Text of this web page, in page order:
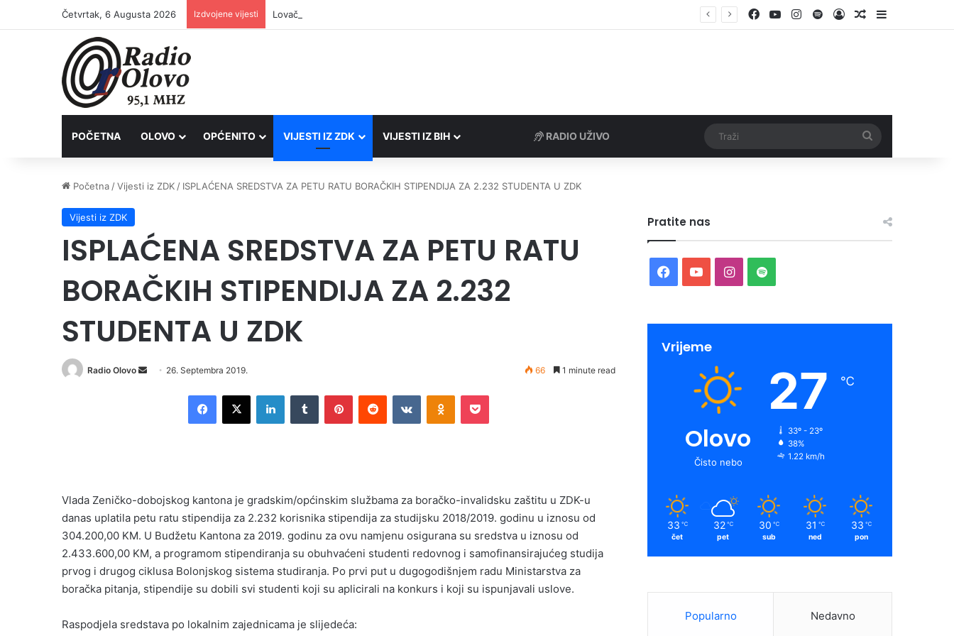
Četvrtak, 6 Augusta 2026 Izdvojene vijesti Lovačkim društvima podrška u iznosu od 138.000 KM Facebook
YouTubeInstagram
SpotifyLog InRandom Article
Sidebar
POČETNA OLOVO OPĆENITO VIJESTI IZ ZDK VIJESTI IZ BIH RADIO UŽIVO
Početna /Vijesti iz ZDK / ISPLAĆENA SREDSTVA ZA PETU RATU BORAČKIH STIPENDIJA ZA 2.232 STUDENTA U ZDK
Vijesti iz ZDK
ISPLAĆENA SREDSTVA ZA PETU RATU
BORAČKIH STIPENDIJA ZA 2.232
STUDENTA U ZDK
Radio Olovo
Send 26. Septembra 2019. 66 1 minute read
Facebook
X LinkedInTumblr PinterestReddit VKontakteOdnoklassniki
Pocket
Vlada Zeničko-dobojskog kantona je gradskim/općinskim službama za boračko-invalidsku zaštitu u ZDK-u
danas uplatila petu ratu stipendija za 2.232 korisnika stipendija za studijsku 2018/2019. godinu u iznosu od
304.200,00 KM. U Budžetu Kantona za 2019. godinu za ovu namjenu osigurana su sredstva u iznosu od
2.433.600,00 KM, a programom stipendiranja su obuhvaćeni studenti redovnog i samofinansirajućeg studija
prvog i drugog ciklusa Bolonjskog sistema studiranja. Po prvi put u dugogodišnjem radu Ministarstva za
boračka pitanja, stipendije su dobili svi studenti koji su aplicirali na konkurs i koji su ispunjavali uslove.
Raspodjela sredstava po lokalnim zajednicama je slijedeća:
Pratite nas
Facebook
YouTubeInstagram
Spotify
Vrijeme
Olovo
Čisto nebo
27 ℃
33º - 23º
38%
1.22 km/h
33 ℃
čet
32 ℃
pet
30 ℃
sub
31 ℃
ned
33 ℃
pon
Popularno Nedavno